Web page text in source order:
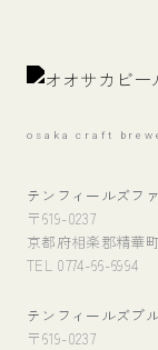
osaka craft
テンフィールズフ
〒619-0237
京都府相楽郡精華
TEL 0774-66-6994
テンフィールズブ
〒619-0237